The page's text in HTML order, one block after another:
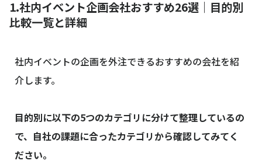
1.社内イベント企画会社おすすめ26選｜目的別
比較一覧と詳細
社内イベントの企画を外注できるおすすめの会社を紹
介します。
目的別に以下の5つのカテゴリに分けて整理しているの
で、自社の課題に合ったカテゴリから確認してみてく
ださい。